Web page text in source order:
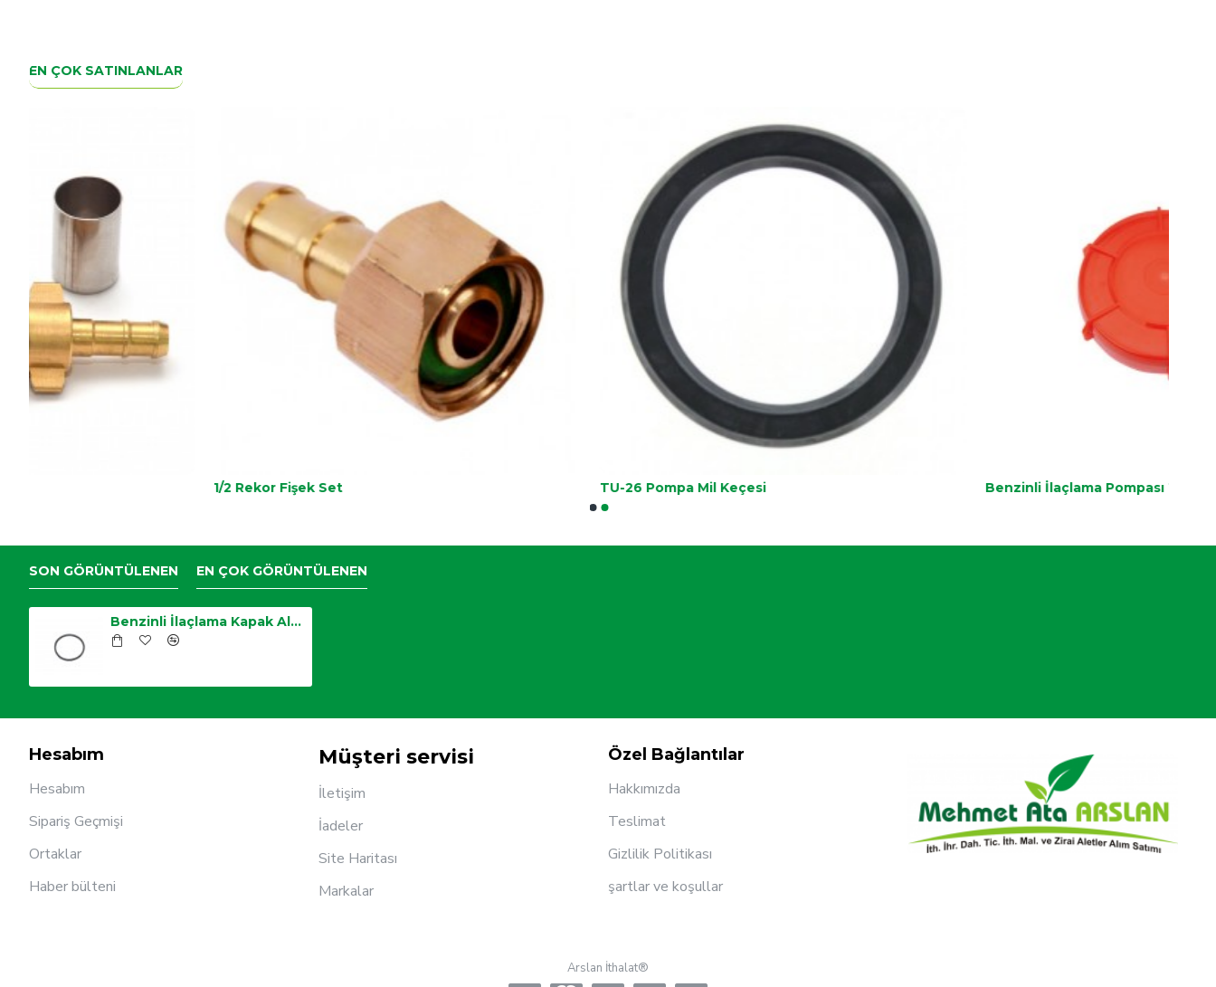
EN ÇOK SATINLANLAR
Benzinli İlaçlama Pompası Tank Kapağı
SON GÖRÜNTÜLENEN EN ÇOK GÖRÜNTÜLENEN
Benzinli İlaçlama Kapak Altı Contası
Hesabım
Hesabım
Sipariş Geçmişi
Ortaklar
Haber bülteni
Müşteri servisi
İletişim
İadeler
Site Haritası
Markalar
Özel Bağlantılar
Hakkımızda
Teslimat
Gizlilik Politikası
şartlar ve koşullar
Arslan İthalat®